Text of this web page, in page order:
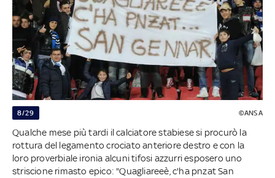
8/29 ©ANSA
Qualche mese più tardi il calciatore stabiese si procurò la
rottura del legamento crociato anteriore destro e con la
loro proverbiale ironia alcuni tifosi azzurri esposero uno
striscione rimasto epico: "Quagliareeè, c'ha pnzat San